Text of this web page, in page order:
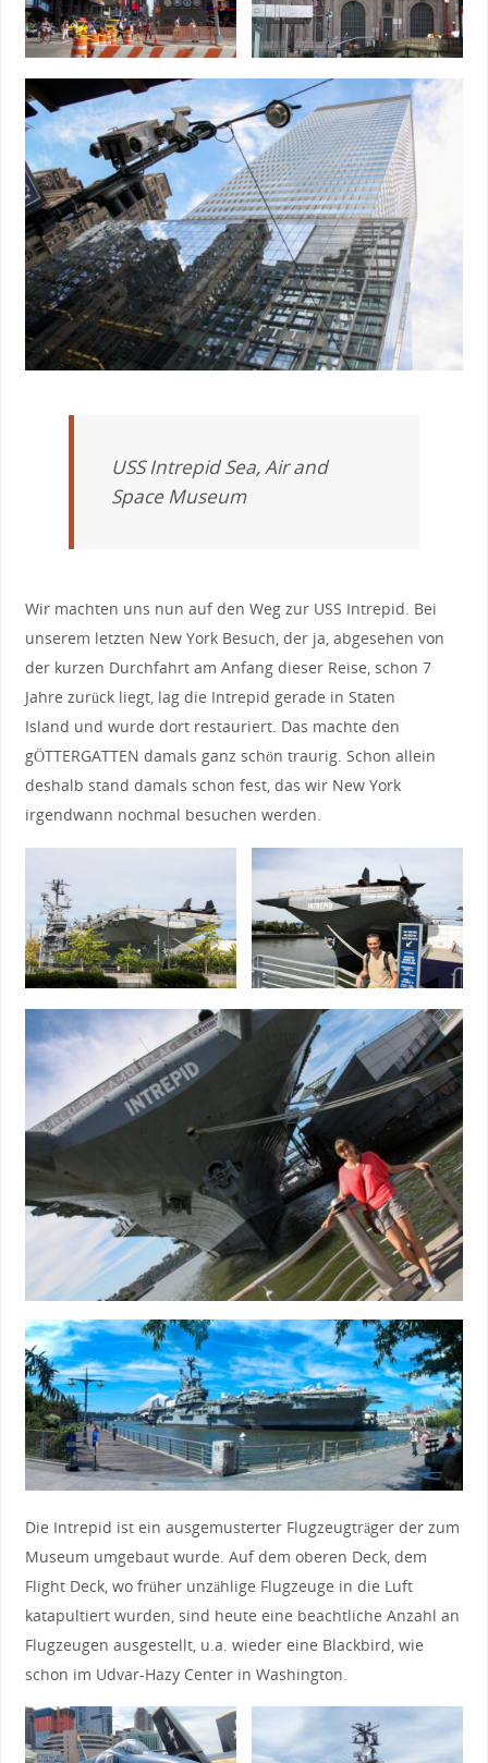
USS Intrepid Sea, Air and
Space Museum
Wir machten uns nun auf den Weg zur USS Intrepid. Bei
unserem letzten New York Besuch, der ja, abgesehen von
der kurzen Durchfahrt am Anfang dieser Reise, schon 7
Jahre zurück liegt, lag die Intrepid gerade in Staten
Island und wurde dort restauriert. Das machte den
gÖTTERGATTEN damals ganz schön traurig. Schon allein
deshalb stand damals schon fest, das wir New York
irgendwann nochmal besuchen werden.
Die Intrepid ist ein ausgemusterter Flugzeugträger der zum
Museum umgebaut wurde. Auf dem oberen Deck, dem
Flight Deck, wo früher unzählige Flugzeuge in die Luft
katapultiert wurden, sind heute eine beachtliche Anzahl an
Flugzeugen ausgestellt, u.a. wieder eine Blackbird, wie
schon im Udvar-Hazy Center in Washington.